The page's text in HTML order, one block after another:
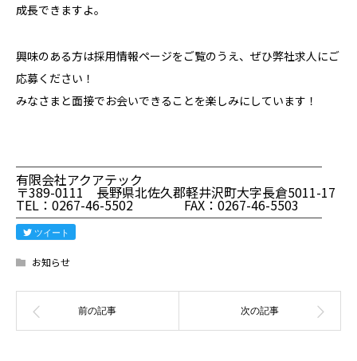
成長できますよ。
興味のある方は採用情報ページをご覧のうえ、ぜひ弊社求人にご
応募ください！
みなさまと面接でお会いできることを楽しみにしています！
────────────────────────
有限会社アクアテック
〒389-0111 長野県北佐久郡軽井沢町大字長倉5011-17
TEL：0267-46-5502 FAX：0267-46-5503
────────────────────────
ツイート
お知らせ